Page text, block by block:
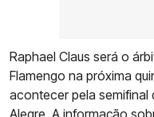
Raphael Claus será o
Flamengo na próxima
acontecer pela semifinal